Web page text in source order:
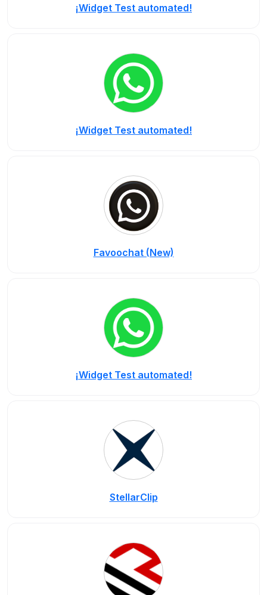
¡Widget Test automated!
¡Widget Test automated!
Favoochat (New)
¡Widget Test automated!
StellarClip